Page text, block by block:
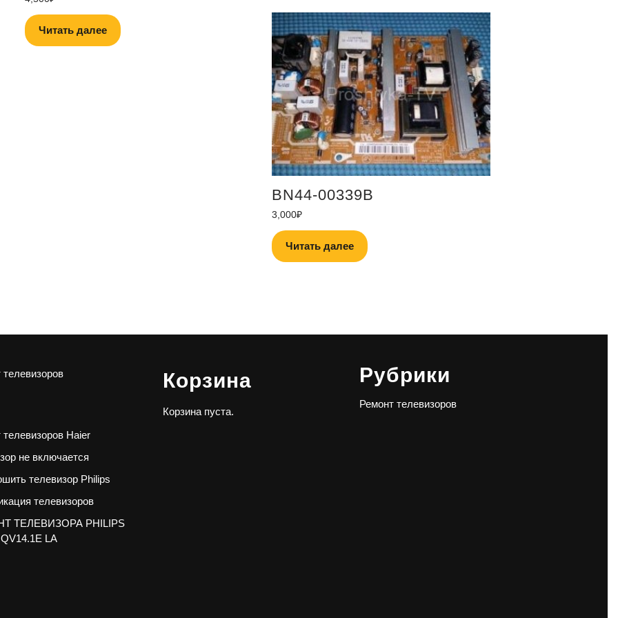
Читать далее
BN44-00339B
3,000₽
Читать далее
телевизоров
телевизоров Haier
не включается
телевизор Philips
телевизоров
ТЕЛЕВИЗОРА PHILIPS
LA
Корзина
Корзина пуста.
Рубрики
Ремонт телевизоров